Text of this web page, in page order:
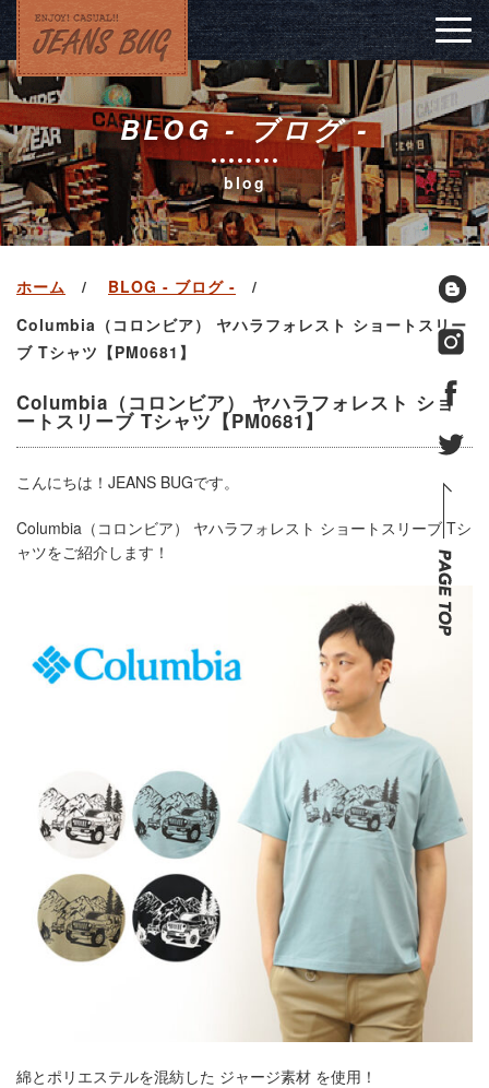
BLOG - ブログ -
blog
ホーム
BLOG - ブログ -
Columbia（コロンビア） ヤハラフォレスト ショートスリー
ブ Tシャツ【PM0681】
Columbia（コロンビア） ヤハラフォレスト ショ
ートスリーブ Tシャツ【PM0681】
こんにちは！JEANS BUGです。
Columbia（コロンビア） ヤハラフォレスト ショートスリーブ Tシ
ャツをご紹介します！
綿とポリエステルを混紡した ジャージ素材 を使用！